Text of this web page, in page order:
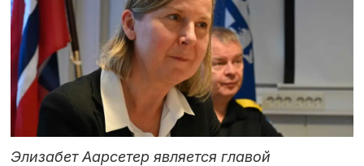
Элизабет Аарсетер является главой